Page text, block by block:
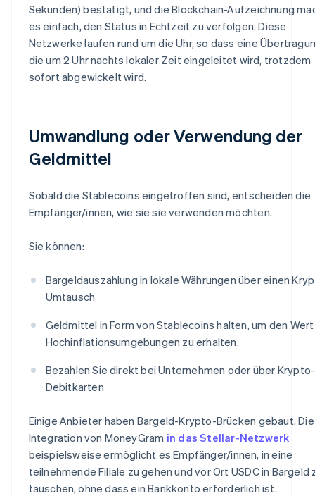
Sekunden) bestätigt, und die Blockchain-Aufzeichnung
es einfach, den Status in Echtzeit zu verfolgen. Diese
Netzwerke laufen rund um die Uhr, so dass eine
die um 2 Uhr nachts lokaler Zeit eingeleitet wird, trotzdem
sofort abgewickelt wird.
Umwandlung oder Verwendung der
Geldmittel
Sobald die Stablecoins eingetroffen sind, entscheiden die
Empfänger/innen, wie sie sie verwenden möchten.
Sie können:
Bargeldauszahlung in lokale Währungen über einen
Umtausch
Geldmittel in Form von Stablecoins halten, um den
Hochinflationsumgebungen zu erhalten.
Bezahlen Sie direkt bei Unternehmen oder über Krypto-
Debitkarten
Einige Anbieter haben Bargeld-Krypto-Brücken gebaut. Die
Integration von MoneyGram in das Stellar-Netzwerk
beispielsweise ermöglicht es Empfänger/innen, in eine
teilnehmende Filiale zu gehen und vor Ort USDC in Bargeld
tauschen, ohne dass ein Bankkonto erforderlich ist.